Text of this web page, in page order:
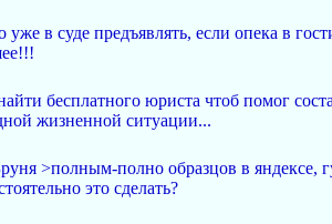
уже в суде предъявлять, если опека в
бесплатного юриста чтоб помог
жизненной ситуации...
>полным-полно образцов в яндексе,
это сделать?